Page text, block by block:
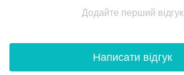
Додайте перший відгук
Написати відгук